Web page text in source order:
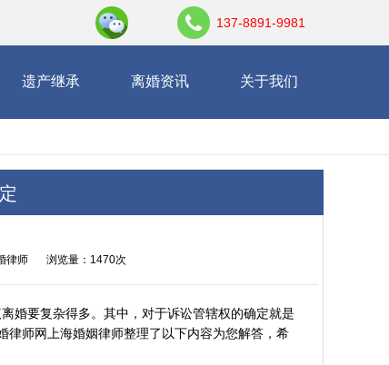
137-8891-9981
遗产继承 离婚资讯 关于我们
律师 浏览量：1470次
婚要复杂得多。其中，对于诉讼管辖权的确定就是
律师网上海婚姻律师整理了以下内容为您解答，希